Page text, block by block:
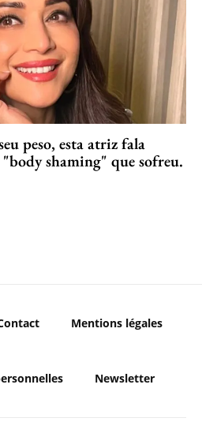
peso, esta atriz fala
shaming" que sofreu.
Mentions légales
Newsletter